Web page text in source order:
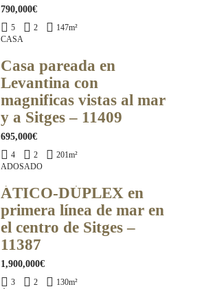
790,000€
5 2 147m²
CASA
Casa pareada en
Levantina con
magnificas vistas al mar
y a Sitges – 11409
695,000€
4 2 201m²
ADOSADO
ÁTICO-DÚPLEX en
primera línea de mar en
el centro de Sitges –
11387
1,900,000€
3 2 130m²